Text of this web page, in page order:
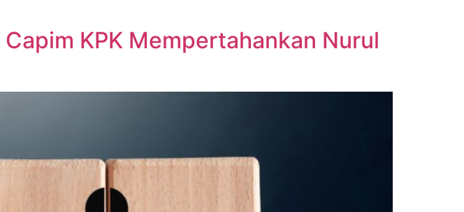
KPK Mempertahankan Nurul